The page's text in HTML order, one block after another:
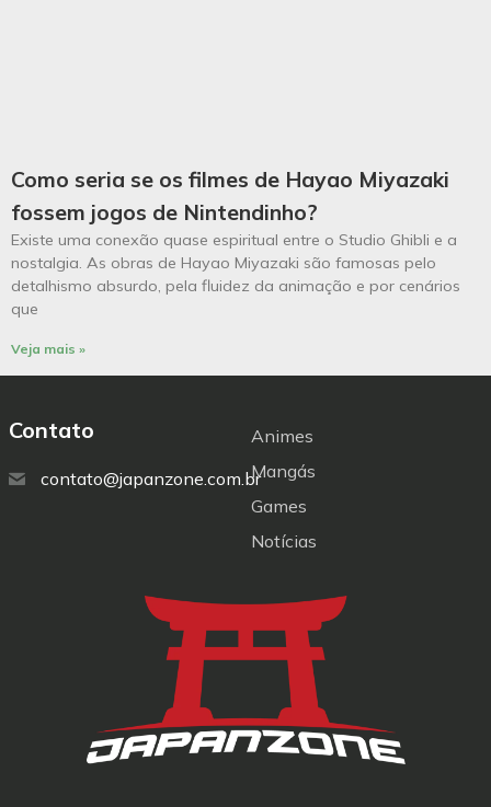
Como seria se os filmes de Hayao Miyazaki
fossem jogos de Nintendinho?
Existe uma conexão quase espiritual entre o Studio Ghibli e a
nostalgia. As obras de Hayao Miyazaki são famosas pelo
detalhismo absurdo, pela fluidez da animação e por cenários
que
Veja mais »
Contato
contato@japanzone.com.br
Animes
Mangás
Games
Notícias